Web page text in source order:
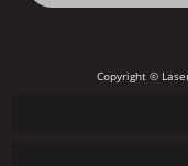
Copyright ©